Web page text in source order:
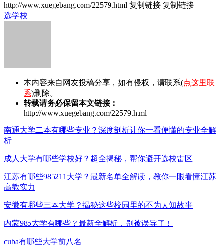
http://www.xuegebang.com/22579.html 复制链接 复制链接
选学校
本内容来自网友投稿分享，如有侵权，请联系(点这里联
系)删除。
转载请务必保留本文链接：
http://www.xuegebang.com/22579.html
南通大学二本有哪些专业？深度剖析让你一看便懂的专业全解
析
成人大学有哪些学校好？超全揭秘，帮你避开选校雷区
江苏有哪些985211大学？最新名单全解读，教你一眼看懂江苏
高教实力
安微有哪些三本大学？揭秘这些校园里的不为人知故事
内蒙985大学有哪些？最新全解析，别被误导了！
cuba有哪些大学前八名